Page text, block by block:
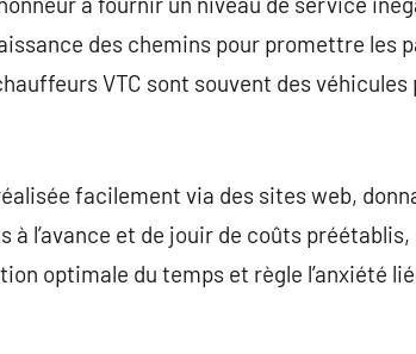
des chemins pour promettre les
VTC sont souvent des
facilement via des sites web,
l’avance et de jouir de coûts
optimale du temps et règle l’anxiété